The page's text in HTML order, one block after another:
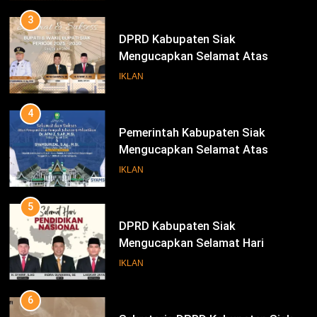
3
DPRD Kabupaten Siak
Mengucapkan Selamat Atas
Pengambilan Sumpah Jabatan
IKLAN
4
Pemerintah Kabupaten Siak
Mengucapkan Selamat Atas
Pengambilan Sumpah Jabatan
IKLAN
5
DPRD Kabupaten Siak
Mengucapkan Selamat Hari
Pendidikan Nasional
IKLAN
6